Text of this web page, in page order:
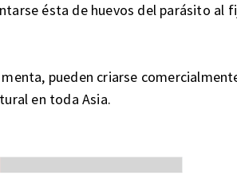
ésta de huevos del parásito al
pueden criarse
en toda Asia.